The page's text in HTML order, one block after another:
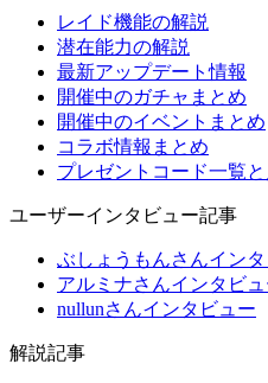
レイド機能の解説
潜在能力の解説
最新アップデート情報
開催中のガチャまとめ
開催中のイベントまとめ
コラボ情報まとめ
プレゼントコード一覧
ユーザーインタビュー記事
ぶしょうもんさんイン
アルミナさんインタビュ
nullunさんインタビュー
解説記事